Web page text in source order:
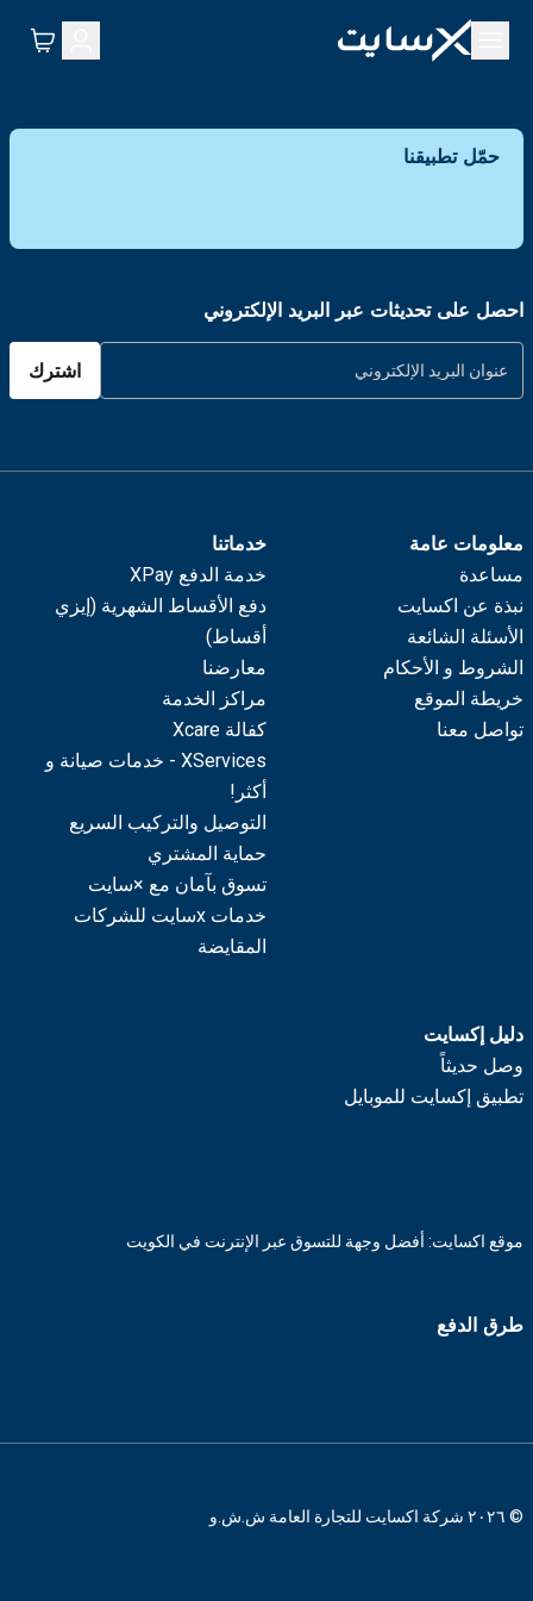
حمّل تطبيقنا
احصل على تحديثات عبر البريد الإلكتروني
اشترك
معلومات عامة
مساعدة
نبذة عن اكسايت
الأسئلة الشائعة
الشروط و الأحكام
خريطة الموقع
تواصل معنا
خدماتنا
خدمة الدفع XPay
دفع الأقساط الشهرية (إيزي
أقساط)
معارضنا
مراكز الخدمة
كفالة Xcare
XServices - خدمات صيانة و
أكثر!
التوصيل والتركيب السريع
حماية المشتري
تسوق بآمان مع ×سايت
خدمات xسايت للشركات
المقايضة
دليل إكسايت
وصل حديثاً
تطبيق إكسايت للموبايل
موقع اكسايت: أفضل وجهة للتسوق عبر الإنترنت في الكويت
طرق الدفع
© ٢٠٢٦ شركة اكسايت للتجارة العامة ش.ش.و